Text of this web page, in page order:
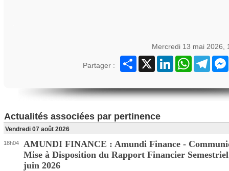
Mercredi 13 mai 2026,
Partager :
Partager
X LinkedInWhatsApp
Actualités associées par pertinence
Vendredi 07 août 2026
18h04
AMUNDI FINANCE : Amundi Finance -
Mise à Disposition du Rapport Financier
juin 2026